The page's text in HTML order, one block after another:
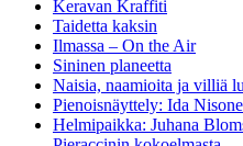
Keravan Kraffiti
Taidetta kaksin
Ilmassa – On the Air
Sininen planeetta
Naisia, naamioita ja villiä
Pienoisnäyttely: Ida
Helmipaikka: Juhana